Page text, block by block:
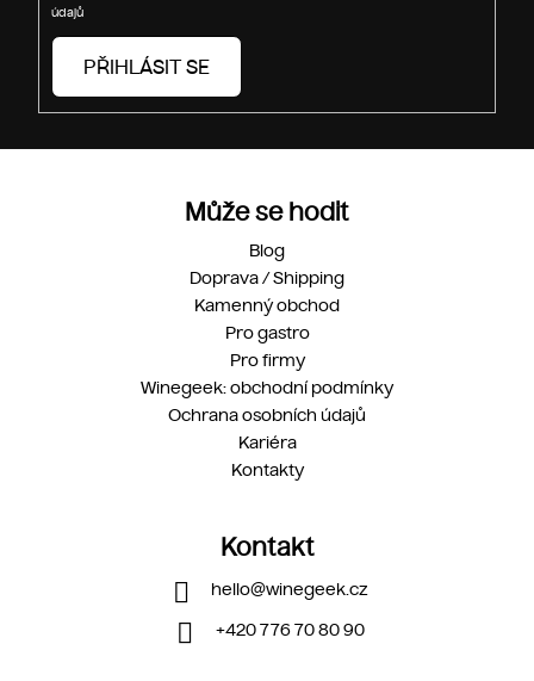
údajů
PŘIHLÁSIT SE
Může se hodit
Blog
Doprava / Shipping
Kamenný obchod
Pro gastro
Pro firmy
Winegeek: obchodní podmínky
Ochrana osobních údajů
Kariéra
Kontakty
Kontakt
hello@winegeek.cz
+420 776 70 80 90